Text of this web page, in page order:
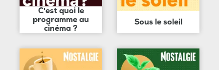
C'est quoi le
programme au
cinéma ?
Sous le soleil